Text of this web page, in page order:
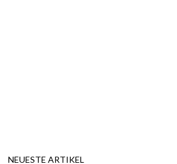
NEUESTE ARTIKEL